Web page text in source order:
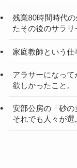
残業80時間時代
たその後のサラリ
家庭教師という仕
アラサーになっ
欲しかったこと。
安部公房の「砂
それでも人々が選